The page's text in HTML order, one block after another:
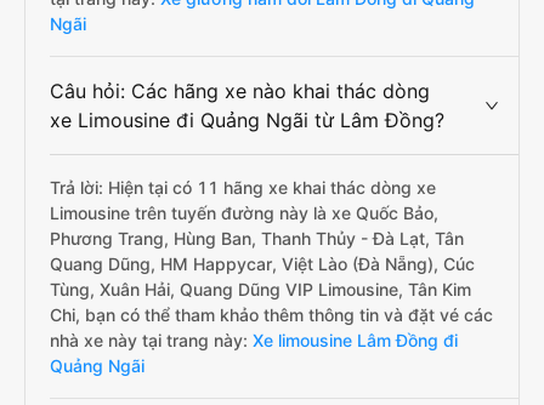
Ngãi
Câu hỏi: Các hãng xe nào khai thác dòng
xe Limousine đi Quảng Ngãi từ Lâm Đồng?
Trả lời: Hiện tại có 11 hãng xe khai thác dòng xe
Limousine trên tuyến đường này là xe Quốc Bảo,
Phương Trang, Hùng Ban, Thanh Thủy - Đà Lạt, Tân
Quang Dũng, HM Happycar, Việt Lào (Đà Nẵng), Cúc
Tùng, Xuân Hải, Quang Dũng VIP Limousine, Tân Kim
Chi, bạn có thể tham khảo thêm thông tin và đặt vé các
nhà xe này tại trang này: Xe limousine Lâm Đồng đi
Quảng Ngãi